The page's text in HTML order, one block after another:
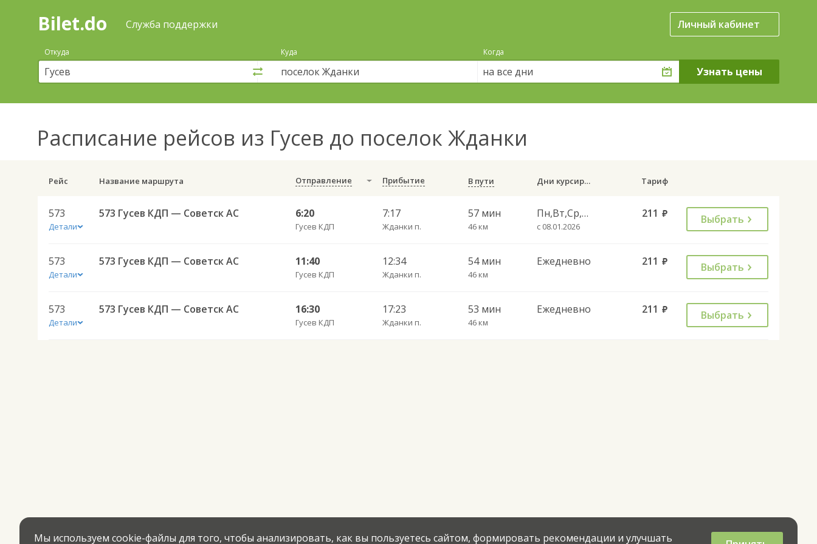
Поиск
покупка
билетов
автобус
онлайн
Bilet.do Служба поддержки Личный кабинет
Откуда Куда Когда
на все дни
Расписание рейсов из Гусев до поселок Жданки
Рейс Название маршрута Отправление Прибытие В пути Дни курсирования Тариф
573
Детали
573 Гусев КДП — Советск АС 6:20
Гусев КДП
7:17
Жданки п.
57 мин
46 км
Пн,Вт,Ср,Чт,Пт,Сб
с 08.01.2026
211 руб. Выбрать
573
Детали
573 Гусев КДП — Советск АС 11:40
Гусев КДП
12:34
Жданки п.
54 мин
46 км
Ежедневно 211 руб. Выбрать
573
Детали
573 Гусев КДП — Советск АС 16:30
Гусев КДП
17:23
Жданки п.
53 мин
46 км
Ежедневно 211 руб. Выбрать
Мы используем cookie-файлы для того, чтобы анализировать, как вы пользуетесь сайтом, формировать рекомендации и улучшать